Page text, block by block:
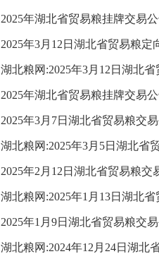
2025年湖北省贸易粮挂牌交易
2025年3月12日湖北省贸易粮定
湖北粮网:2025年3月12日湖北
2025年湖北省贸易粮挂牌交易
2025年3月7日湖北省贸易粮交
湖北粮网:2025年3月5日湖北省
2025年2月12日湖北省贸易粮交
湖北粮网:2025年1月13日湖北
2025年1月9日湖北省贸易粮交
湖北粮网:2024年12月24日湖北